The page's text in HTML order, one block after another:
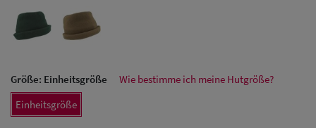
Schutz Caps
Herren
& Visoren
Herren
Größe: Einheitsgröße
Wie bestimme ich meine Hutgröße?
Einheitsgröße